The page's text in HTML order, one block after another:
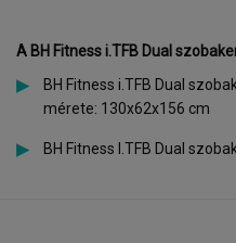
A BH Fitness i.TFB Dual
BH Fitness i.TFB Dual
mérete: 130x62x156 cm
BH Fitness I.TFB Dual